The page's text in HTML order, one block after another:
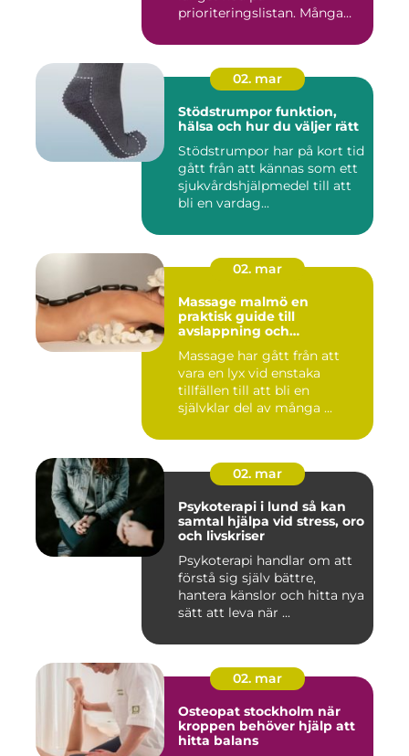
prioriteringslistan. Många
02. mar
Stödstrumpor funktion,
hälsa och hur du väljer rätt
Stödstrumpor har på kort tid
gått från att kännas som ett
sjukvårdshjälpmedel till att
bli en vardag...
02. mar
Massage malmö en
praktisk guide till
avslappning och
Massage har gått från att
vara en lyx vid enstaka
tillfällen till att bli en
självklar del av många ...
02. mar
Psykoterapi i lund så kan
samtal hjälpa vid stress, oro
och livskriser
Psykoterapi handlar om att
förstå sig själv bättre,
hantera känslor och hitta nya
sätt att leva när ...
02. mar
Osteopat stockholm när
kroppen behöver hjälp att
hitta balans